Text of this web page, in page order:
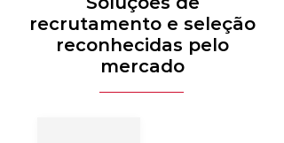
recrutamento e seleção
reconhecidas pelo
mercado